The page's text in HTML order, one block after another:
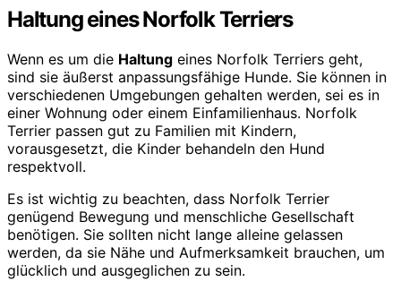
Haltung eines Norfolk Terriers
Wenn es um die Haltung eines Norfolk Terriers geht,
sind sie äußerst anpassungsfähige Hunde. Sie können in
verschiedenen Umgebungen gehalten werden, sei es in
einer Wohnung oder einem Einfamilienhaus. Norfolk
Terrier passen gut zu Familien mit Kindern,
vorausgesetzt, die Kinder behandeln den Hund
respektvoll.
Es ist wichtig zu beachten, dass Norfolk Terrier
genügend Bewegung und menschliche Gesellschaft
benötigen. Sie sollten nicht lange alleine gelassen
werden, da sie Nähe und Aufmerksamkeit brauchen, um
glücklich und ausgeglichen zu sein.